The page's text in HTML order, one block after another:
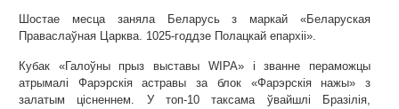
Шостае месца заняла Беларусь з маркай «Беларуская
Праваслаўная Царква. 1025-годдзе Полацкай епархіі».
Кубак «Галоўны прыз выставы WIPA» і званне пераможцы
атрымалі Фарэрскія астравы за блок «Фарэрскія нажы» з
залатым цісненнем. У топ-10 таксама ўвайшлі Бразілія,